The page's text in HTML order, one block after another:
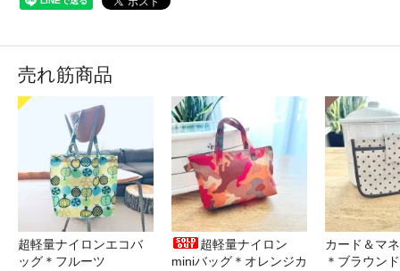
売れ筋商品
超軽量ナイロンエコバ
ッグ＊フルーツ
超軽量ナイロン
miniバッグ＊オレンジカ
カード＆マ
＊ブラウン